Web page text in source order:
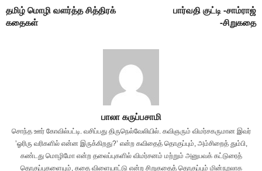
தமிழ் மொழி வளர்த்த சித்திரக்
கதைகள்
பார்வதி குட்டி -சாம்ராஜ்
-சிறுகதை
பாலா கருப்பசாமி
சொந்த ஊர் கோவில்பட்டி. வசிப்பது திருநெல்வேலியில். கவிஞரும் விமர்சகருமான இவர்
’ஓரிரு வரிகளில் என்ன இருக்கிறது?’ என்ற கவிதைத் தொகுப்பும், அம்சிறைத் தும்பி,
கண்டது மொழிமோ என்ற தலைப்புகளில் விமர்சனம் மற்றும் அனுபவக் கட்டுரைத்
தொகுப்புகளையும், கதை விளையாட்டு என்ற சிறுகதைத் தொகுப்பும் மின்நூலாக